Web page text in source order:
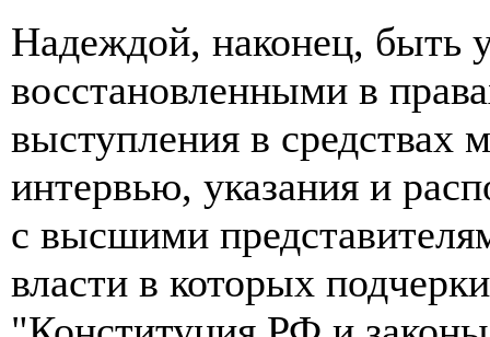
Надеждой, наконец,
восстановленными в
выступления в средствах
интервью, указания и
с высшими
власти в которых